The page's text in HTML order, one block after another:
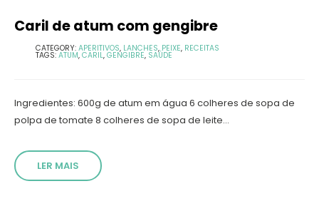
Caril de atum com gengibre
CATEGORY: APERITIVOS, LANCHES,PEIXE, RECEITAS
TAGS: ATUM, CARIL, GENGIBRE, SAÚDE
Ingredientes: 600g de atum em água 6 colheres de sopa de
polpa de tomate 8 colheres de sopa de leite...
LER MAIS